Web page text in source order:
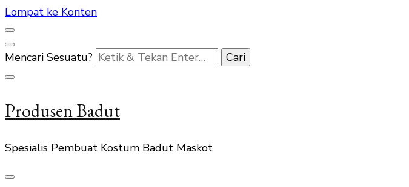
Lompat ke Konten
Mencari Sesuatu?
Produsen Badut
Spesialis Pembuat Kostum Badut Maskot